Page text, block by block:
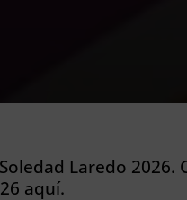
Laredo
aquí.